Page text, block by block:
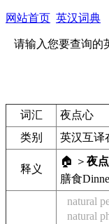
网站首页 英汉词典
请输入您要查询的
词汇
夜点心
类别
英汉互译
释义
🏠 ＞ 夜
膳食
natural
natural